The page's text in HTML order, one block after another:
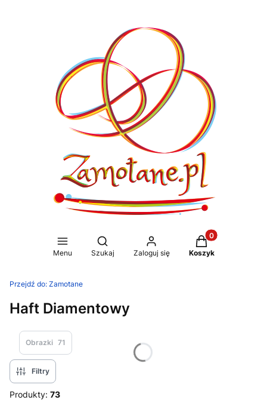
Menu
Otwórz wyszukiwarkę
Szukaj Zaloguj się
Produkty w
Koszyk
Przejdź do: Zamotane
Haft Diamentowy
Obrazki 71
Filtry
Produkty: 73